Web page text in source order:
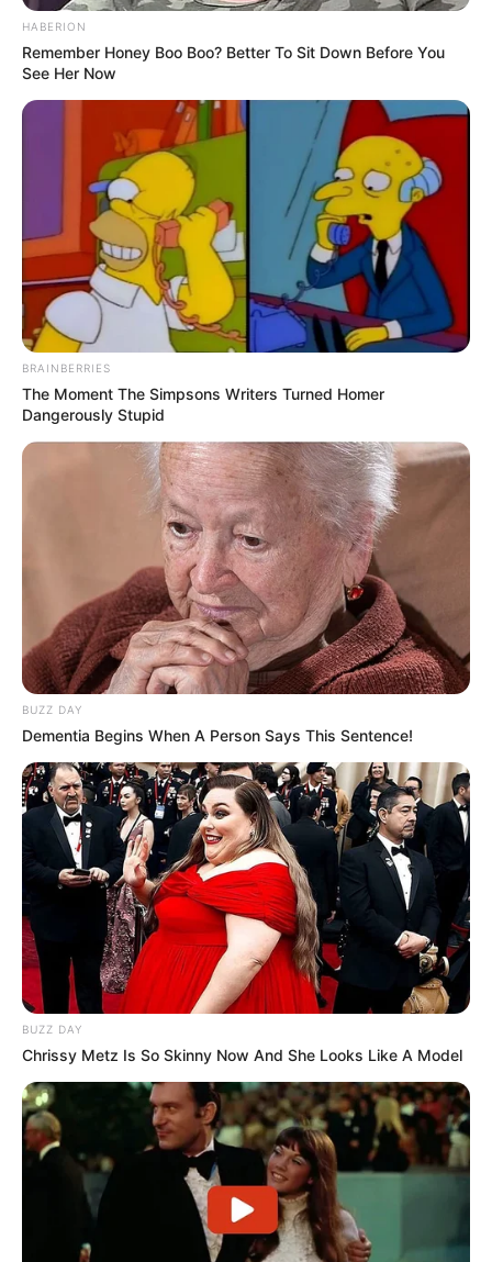
HABERION
Remember Honey Boo Boo? Better To Sit Down Before You
See Her Now
BRAINBERRIES
The Moment The Simpsons Writers Turned Homer
Dangerously Stupid
BUZZ DAY
Dementia Begins When A Person Says This Sentence!
BUZZ DAY
Chrissy Metz Is So Skinny Now And She Looks Like A Model